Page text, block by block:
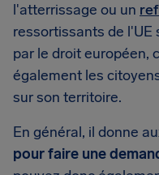
l'atterrissage ou un
ressortissants de
par le droit européen,
également les
sur son territoire.
En général, il donne
pour faire une